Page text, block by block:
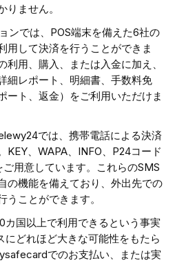
ません。
ンでは、POS端末を備えた6社の
用して決済を行うことができま
利用、購入、または入金に加え、
細レポート、明細書、手数料免
ート、返金）をご利用いただけま
では、携帯電話による決済
KEY、WAPA、INFO、P24コード
用意しています。これらのSMS
の機能を備えており、外出先での
ことができます。
カ国以上で利用できるという事実
にどれほど大きな可能性をもたら
でのお支払い、または実